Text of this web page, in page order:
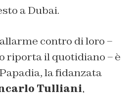
a Dubai.
contro di loro –
riporta il quotidiano – è
la fidanzata
Tulliani,